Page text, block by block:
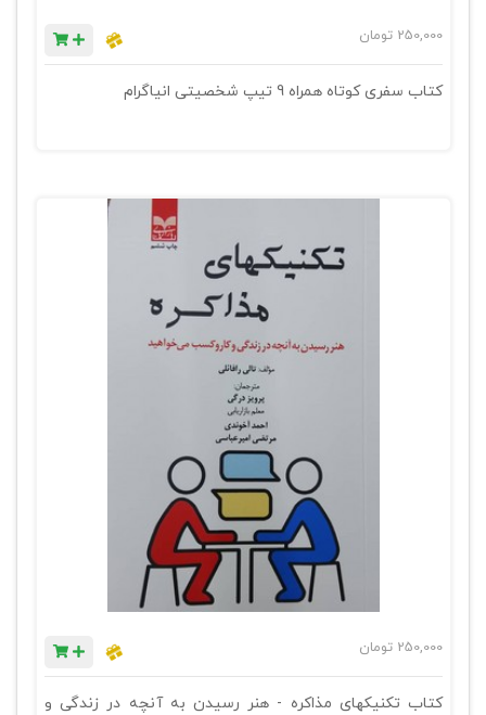
250,000 تومان
کتاب سفری کوتاه همراه 9 تیپ شخصیتی انیاگرام
250,000 تومان
کتاب تکنیکهای مذاکره - هنر رسیدن به آنچه در زندگی و